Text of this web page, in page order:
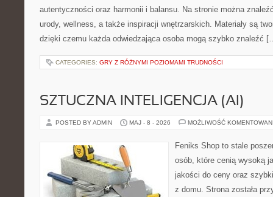
autentyczności oraz harmonii i balansu. Na stronie można
urody, wellness, a także inspiracji wnętrzarskich. Materiały są
dzięki czemu każda odwiedzająca osoba mogą szybko znaleźć
CATEGORIES: GRY Z RÓŻNYMI POZIOMAMI TRUDNOŚCI
SZTUCZNA INTELIGENCJA (AI)
POSTED BY ADMIN MAJ - 8 - 2026 MOŻLIWOŚĆ
Feniks Shop to stale
osób, które cenią wysoką
jakości do ceny oraz
z domu. Strona została